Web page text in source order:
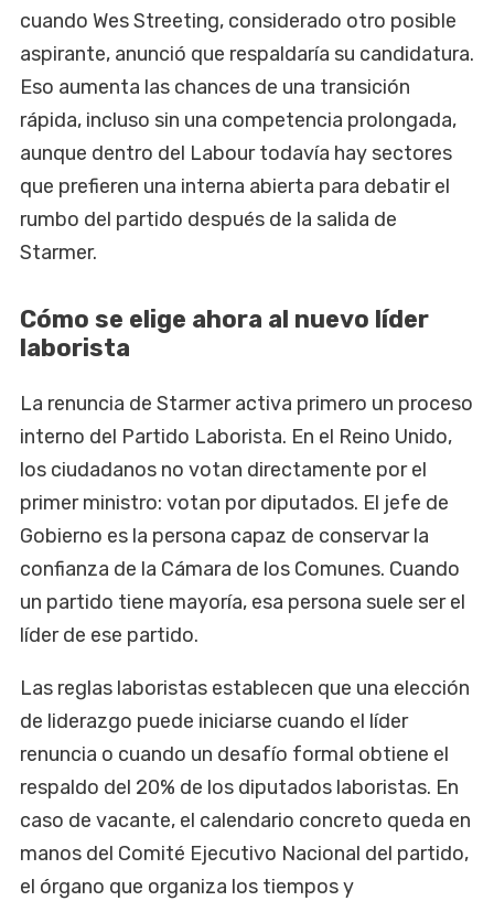
cuando Wes Streeting, considerado otro posible
aspirante, anunció que respaldaría su candidatura.
Eso aumenta las chances de una transición
rápida, incluso sin una competencia prolongada,
aunque dentro del Labour todavía hay sectores
que prefieren una interna abierta para debatir el
rumbo del partido después de la salida de
Starmer.
Cómo se elige ahora al nuevo líder
laborista
La renuncia de Starmer activa primero un proceso
interno del Partido Laborista. En el Reino Unido,
los ciudadanos no votan directamente por el
primer ministro: votan por diputados. El jefe de
Gobierno es la persona capaz de conservar la
confianza de la Cámara de los Comunes. Cuando
un partido tiene mayoría, esa persona suele ser el
líder de ese partido.
Las reglas laboristas establecen que una elección
de liderazgo puede iniciarse cuando el líder
renuncia o cuando un desafío formal obtiene el
respaldo del 20% de los diputados laboristas. En
caso de vacante, el calendario concreto queda en
manos del Comité Ejecutivo Nacional del partido,
el órgano que organiza los tiempos y